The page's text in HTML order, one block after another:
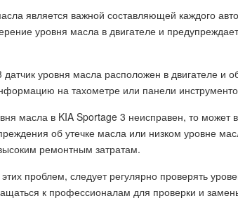
является важной составляющей каждого
уровня масла в двигателе и
датчик уровня масла расположен в двигателе
на тахометре или панели
масла в KIA Sportage 3 неисправен, то может
об утечке масла или низком уровне
ремонтным затратам.
проблем, следует регулярно проверять
к профессионалам для проверки и